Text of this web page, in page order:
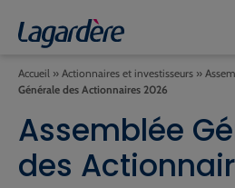
Accueil » Actionnaires et investisseurs »
Générale des Actionnaires 2026
Assemblée
des